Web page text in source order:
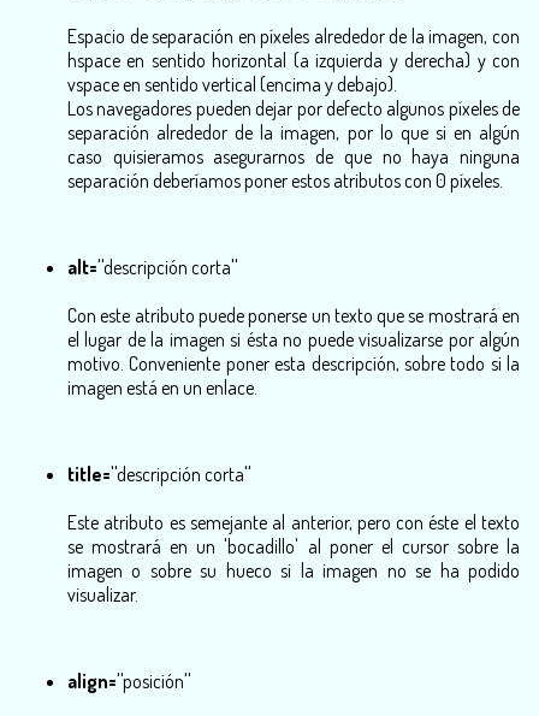
Espacio de separación enpíxeles alrededor de la imagen, con
hspace en sentido horizontal (a izquierda y derecha) y con
vspace en sentido vertical (encima y debajo).
Los navegadores pueden dejar por defecto algunos píxeles de
separación alrededor de la imagen, por lo que si en algún
caso quisieramos asegurarnos de que no haya ninguna
separación deberíamos poner estos atributos con 0 píxeles.
alt="descripción corta"
Con este atributo puede ponerse un texto que se mostrará en
el lugar de la imagen si ésta no puede visualizarse por algún
motivo. Conveniente poner esta descripción, sobre todo si la
imagen está en un enlace.
title="descripción corta"
Este atributo es semejante al anterior, pero con éste el texto
se mostrará en un 'bocadillo' al poner el cursor sobre la
imagen o sobre su hueco si la imagen no se ha podido
visualizar.
align="posición"